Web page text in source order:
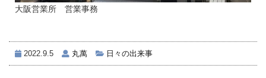
大阪営業所 営業事務
2022.9.5 丸萬 日々の出来事